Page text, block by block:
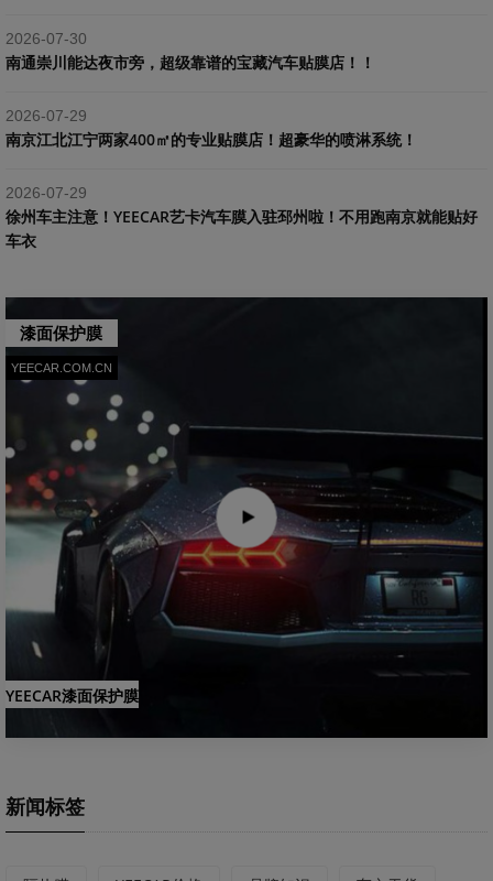
2026-07-30
南通崇川能达夜市旁，超级靠谱的宝藏汽车贴膜店！！
2026-07-29
南京江北江宁两家400㎡的专业贴膜店！超豪华的喷淋系统！
2026-07-29
​徐州车主注意！YEECAR艺卡汽车膜入驻邳州啦！不用跑南京就能贴好
车衣
漆面保护膜
YEECAR.COM.CN
YEECAR漆面保护膜
新闻标签